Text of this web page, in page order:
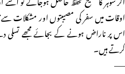
اوقات میں سفر کی مصیبتوں اور مشکلات
اس پر ناراض ہونے کے بجائے مجھے تسلی
کرتے ہیں۔
——